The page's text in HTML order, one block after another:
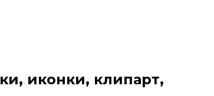
иконки, клипарт,